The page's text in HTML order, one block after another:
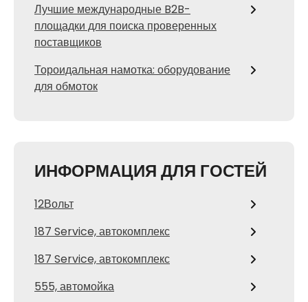
Лучшие международные B2B-
площадки для поиска проверенных
поставщиков
Тороидальная намотка: оборудование
для обмоток
ИНФОРМАЦИЯ ДЛЯ ГОСТЕЙ
12Вольт
187 Service, автокомплекс
187 Service, автокомплекс
555, автомойка